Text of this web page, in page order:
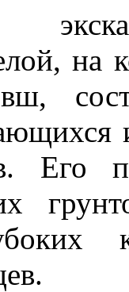
на
Его